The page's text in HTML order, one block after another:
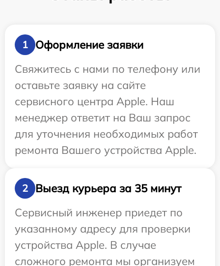
1
Оформление заявки
Свяжитесь с нами по телефону или
оставьте заявку на сайте
сервисного центра Apple. Наш
менеджер ответит на Ваш запрос
для уточнения необходимых работ
ремонта Вашего устройства Apple.
2
Выезд курьера за 35 минут
Сервисный инженер приедет по
указанному адресу для проверки
устройства Apple. В случае
сложного ремонта мы организуем